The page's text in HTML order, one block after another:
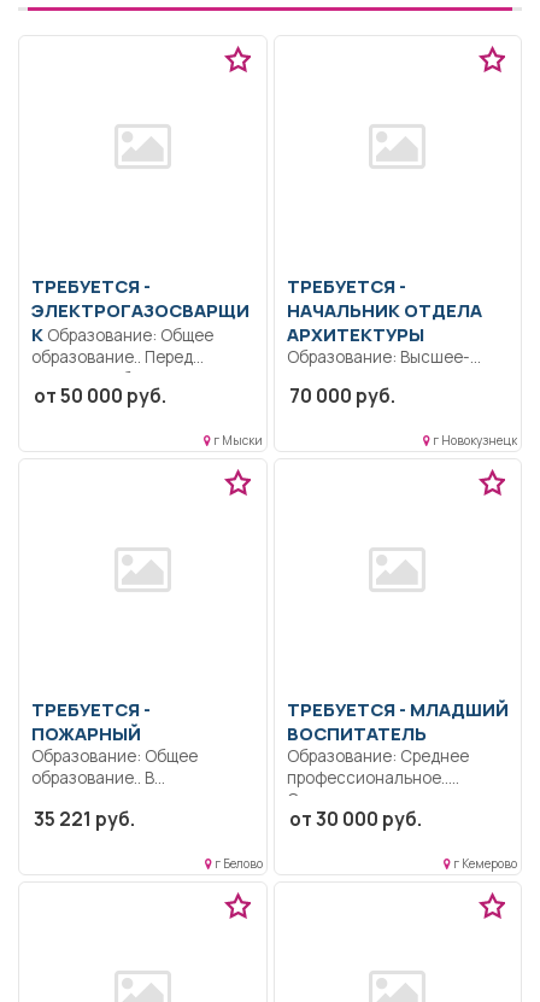
ТРЕБУЕТСЯ -
ЭЛЕКТРОГАЗОСВАРЩИ
К
образование.. Перед
началом рабочего дня
(смены)
от 50 000 руб.
г Мыски
ТРЕБУЕТСЯ -
НАЧАЛЬНИК ОТДЕЛА
АРХИТЕКТУРЫ
Образование: Высшее-
магистратура..
организационное
руководство отделом (7
70 000 руб.
г Новокузнецк
ТРЕБУЕТСЯ -
ПОЖАРНЫЙ
Образование: Общее
образование.. В
должностной инструкцией
35 221 руб.
г Белово
ТРЕБУЕТСЯ - МЛАДШИЙ
ВОСПИТАТЕЛЬ
Образование: Среднее
профессиональное..
Санитарное состояние
группы, помощь
от 30 000 руб.
г Кемерово